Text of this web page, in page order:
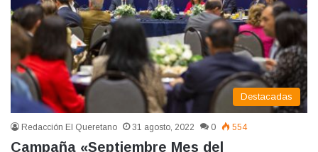
Destacadas
Redacción El Queretano 31 agosto, 2022 0 554
Campaña «Septiembre Mes del